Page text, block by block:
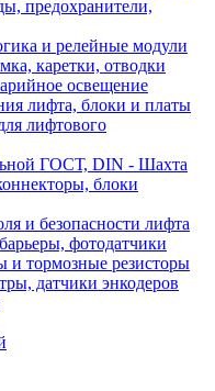
предохранители,
и релейные модули
каретки, отводки
освещение
лифта, блоки и платы
лифтового
ГОСТ, DIN - Шахта
блоки
и безопасности лифта
фотодатчики
и тормозные резисторы
датчики энкодеров